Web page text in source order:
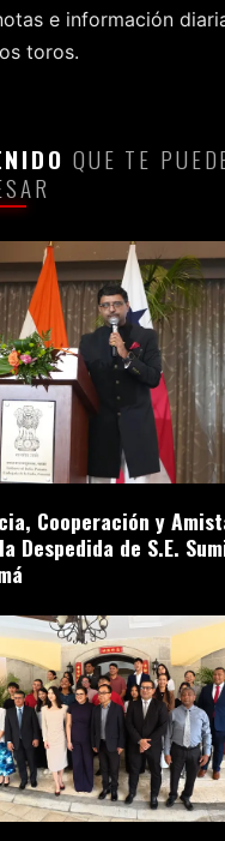
e información
toros.
QUE TE
Cooperación y
Despedida de S.E.